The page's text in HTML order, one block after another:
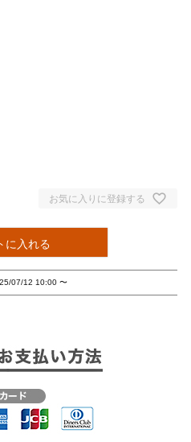
お気に入りに登録する
に入れる
07/12 10:00 〜